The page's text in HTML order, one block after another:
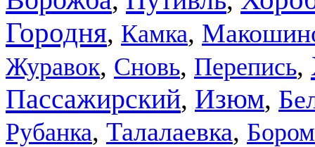
Городня, Камка,
Журавок, Сновь, Перепись,
Пассажирский, Изюм,
Рубанка, Талалаевка,